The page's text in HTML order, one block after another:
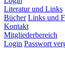
Literatur und Links
Bücher Links und
Kontakt
Mitgliederbereich
Login Passwort